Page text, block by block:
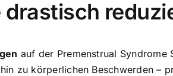
drastisch
auf der Premenstrual
zu körperlichen Beschwerden –